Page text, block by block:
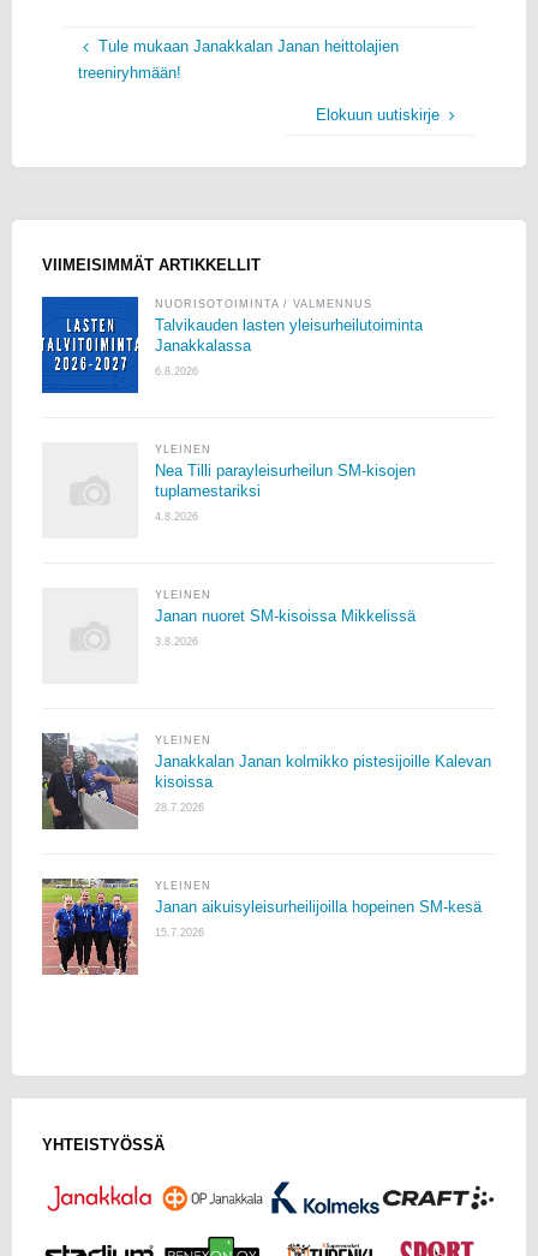
Tule mukaan Janakkalan Janan heittolajien
treeniryhmään!
Elokuun uutiskirje
VIIMEISIMMÄT ARTIKKELLIT
NUORISOTOIMINTA /VALMENNUS
Talvikauden lasten yleisurheilutoiminta
Janakkalassa
6.8.2026
YLEINEN
Nea Tilli parayleisurheilun SM-kisojen
tuplamestariksi
4.8.2026
YLEINEN
Janan nuoret SM-kisoissa Mikkelissä
3.8.2026
YLEINEN
Janakkalan Janan kolmikko pistesijoille Kalevan
kisoissa
28.7.2026
YLEINEN
Janan aikuisyleisurheilijoilla hopeinen SM-kesä
15.7.2026
YHTEISTYÖSSÄ